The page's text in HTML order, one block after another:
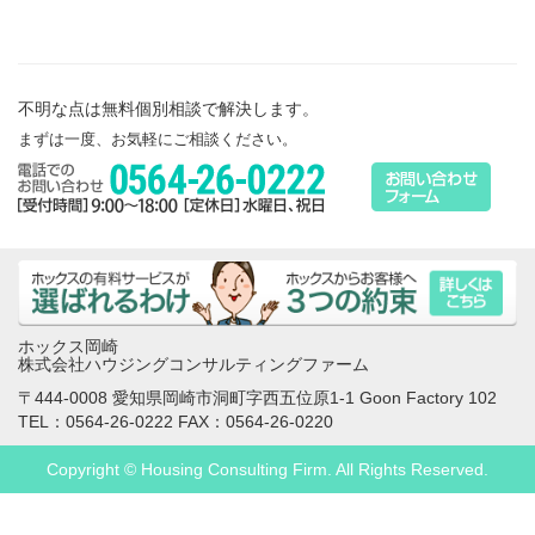
不明な点は無料個別相談で解決します。
まずは一度、お気軽にご相談ください。
ホックス岡崎
株式会社ハウジングコンサルティングファーム
〒444-0008 愛知県岡崎市洞町字西五位原1-1 Goon Factory 102
TEL：0564-26-0222 FAX：0564-26-0220
Copyright © Housing Consulting Firm. All Rights Reserved.